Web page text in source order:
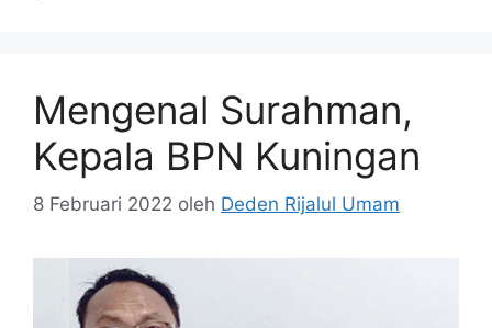
Mengenal Surahman,
Kepala BPN Kuningan
8 Februari 2022 oleh Deden Rijalul Umam